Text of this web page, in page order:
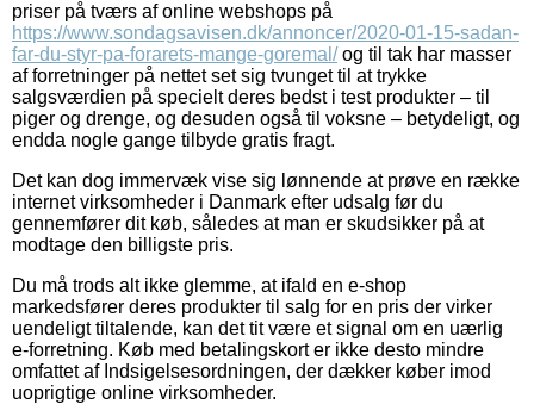
priser på tværs af online webshops på
https://www.sondagsavisen.dk/annoncer/2020-01-15-sadan-
far-du-styr-pa-forarets-mange-goremal/og til tak har masser
af forretninger på nettet set sig tvunget til at trykke
salgsværdien på specielt deres bedst i test produkter – til
piger og drenge, og desuden også til voksne – betydeligt, og
endda nogle gange tilbyde gratis fragt.
Det kan dog immervæk vise sig lønnende at prøve en række
internet virksomheder i Danmark efter udsalg før du
gennemfører dit køb, således at man er skudsikker på at
modtage den billigste pris.
Du må trods alt ikke glemme, at ifald en e-shop
markedsfører deres produkter til salg for en pris der virker
uendeligt tiltalende, kan det tit være et signal om en uærlig
e-forretning. Køb med betalingskort er ikke desto mindre
omfattet af Indsigelsesordningen, der dækker køber imod
uoprigtige online virksomheder.